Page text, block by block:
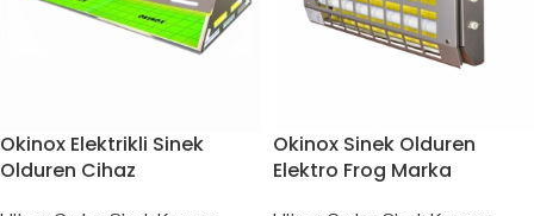
Okinox Elektrikli Sinek
Olduren Cihaz
Okinox Sinek Olduren
Elektro Frog Marka